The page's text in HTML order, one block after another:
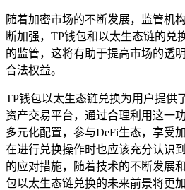
随着加密市场的不断发展，监管机
断加强，TP钱包和以太生态链的兑
的监管，这将有助于提高市场的透
合法权益。
TP钱包以太生态链兑换为用户提供
资产交易平台，通过合理利用这一
多元化配置，参与DeFi生态，享受
在进行兑换操作时也应该充分认识
的应对措施，随着技术的不断发展
包以太生态链兑换的未来前景将更加